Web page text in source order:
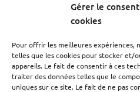
Gérer le
cookies
Pour offrir les meilleures expériences,
telles que les cookies pour stocker et/
appareils. Le fait de consentir à ces
traiter des données telles que le
uniques sur ce site. Le fait de ne pas
Politique des
© 2024 -